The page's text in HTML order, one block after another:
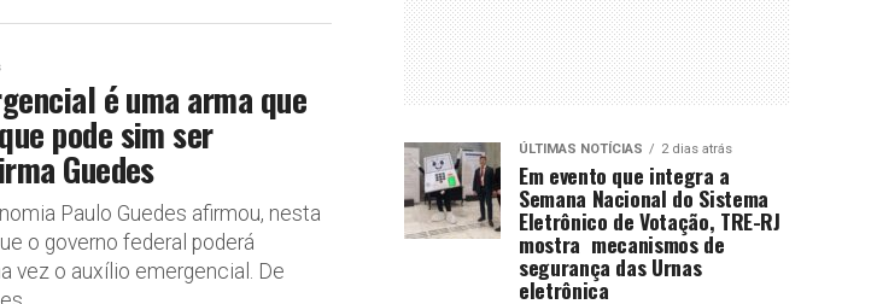
é uma arma que
pode sim ser
Guedes
Paulo Guedes afirmou, nesta
o governo federal poderá
vez o auxílio emergencial. De
ÚLTIMAS NOTÍCIAS 2 dias atrás
Em evento que integra a
Semana Nacional do Sistema
Eletrônico de Votação, TRE-RJ
mostra mecanismos de
segurança das Urnas
eletrônica